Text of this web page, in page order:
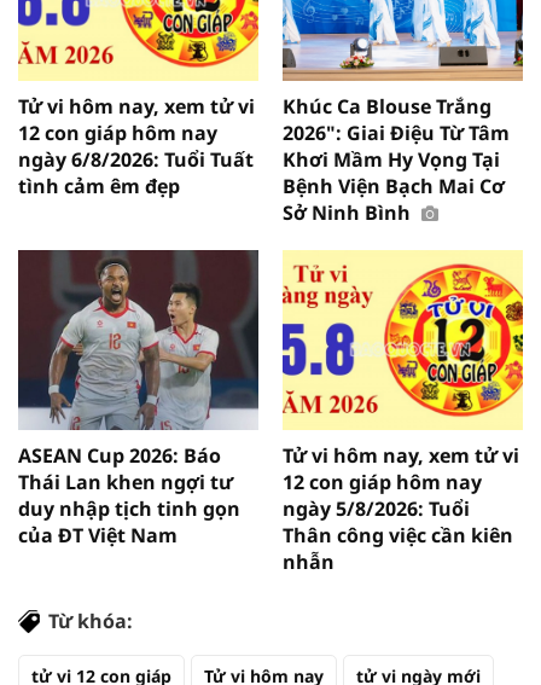
Tử vi hôm nay, xem tử vi
12 con giáp hôm nay
ngày 6/8/2026: Tuổi Tuất
tình cảm êm đẹp
Khúc Ca Blouse Trắng
2026": Giai Điệu Từ Tâm
Khơi Mầm Hy Vọng Tại
Bệnh Viện Bạch Mai Cơ
Sở Ninh Bình
ASEAN Cup 2026: Báo
Thái Lan khen ngợi tư
duy nhập tịch tinh gọn
của ĐT Việt Nam
Tử vi hôm nay, xem tử vi
12 con giáp hôm nay
ngày 5/8/2026: Tuổi
Thân công việc cần kiên
nhẫn
Từ khóa:
tử vi 12 con giáp Tử vi hôm nay tử vi ngày mới